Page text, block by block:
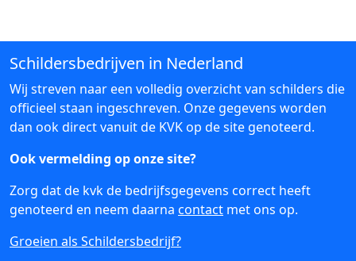
Schildersbedrijven in Nederland
Wij streven naar een volledig overzicht van schilders die
officieel staan ingeschreven. Onze gegevens worden
dan ook direct vanuit de KVK op de site genoteerd.
Ook vermelding op onze site?
Zorg dat de kvk de bedrijfsgegevens correct heeft
genoteerd en neem daarna contact met ons op.
Groeien als Schildersbedrijf?